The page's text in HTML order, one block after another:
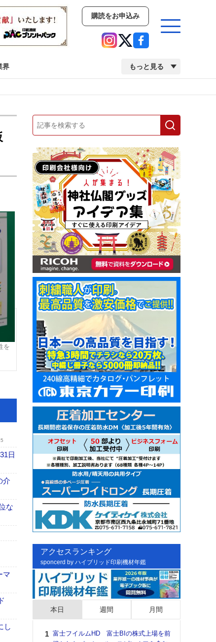
購読をお申込み
界 もっと見る
イベント
市場・統計 人事・移転・異動・訃報
中古印刷機・製本機特集
2022 検査・校正特集
を
日
介
な
マ
し
アクセスランキング
sponcerd by ハイブリッド印刷機材年鑑
本日 週間 月間
富士フイルムHD 富士BIの株式上場を前